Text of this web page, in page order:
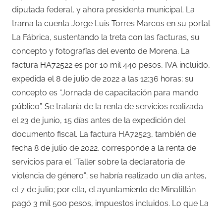
diputada federal, y ahora presidenta municipal. La
trama la cuenta Jorge Luis Torres Marcos en su portal
La Fábrica, sustentando la treta con las facturas, su
concepto y fotografías del evento de Morena. La
factura HA72522 es por 10 mil 440 pesos, IVA incluido,
expedida el 8 de julio de 2022 a las 12:36 horas; su
concepto es “Jornada de capacitación para mando
público”. Se trataría de la renta de servicios realizada
el 23 de junio, 15 días antes de la expedición del
documento fiscal. La factura HA72523, también de
fecha 8 de julio de 2022, corresponde a la renta de
servicios para el “Taller sobre la declaratoria de
violencia de género”; se habría realizado un día antes,
el 7 de julio; por ella, el ayuntamiento de Minatitlán
pagó 3 mil 500 pesos, impuestos incluidos. Lo que La